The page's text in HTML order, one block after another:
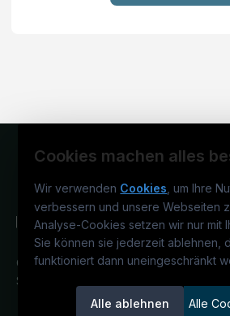
Cookies machen alles
Wir verwenden Cookies , um Ihre
verbessern und unsere Webseiten
Analyse-Cookies setzen wir nur mit
Sie können sie jederzeit ablehnen,
funktioniert dann uneingeschränkt
Alle ablehnen Alle
Österreichs IT-Karriereportal.Ein
Service der candidatis GmbH.